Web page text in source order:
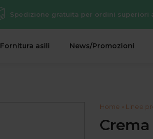
Spedizione gratuita per ordini superiori
Fornitura asili News/Promozioni
Home » Linee